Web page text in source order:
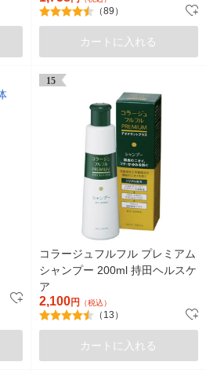
環境改善
（89）
カートに入れる
15
コラージュフルフル プレミアム
シャンプー 200ml 持田ヘルスケ
ア
2,100円 （税込）
（13）
カートに入れる